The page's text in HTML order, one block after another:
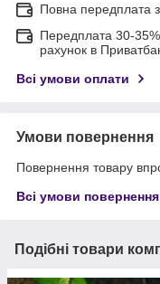
Повна передплата
Передплата 30-
рахунок в
Всі умови оплати
Умови повернення
Повернення товару
Всі умови повернення
Подібні товари